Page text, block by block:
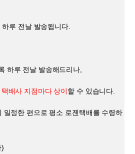
루 전날 발송됩니다.
하루 전날 발송해드리나,
배사 지점마다 상이할 수 있습니다.
일정한 편으로 평소 로젠택배를 수령하